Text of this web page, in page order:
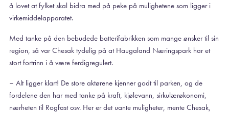
å lovet at fylket skal bidra med på peke på mulighetene som ligger i
virkemiddelapparatet.
Med tanke på den bebudede batterifabrikken som mange ønsker til sin
region, så var Chesak tydelig på at Haugaland Næringspark har et
stort fortrinn i å være ferdigregulert.
– Alt ligger klart! De store aktørene kjenner godt til parken, og de
fordelene den har med tanke på kraft, kjølevann, sirkulærøkonomi,
nærheten til Rogfast osv. Her er det uante muligheter, mente Chesak,